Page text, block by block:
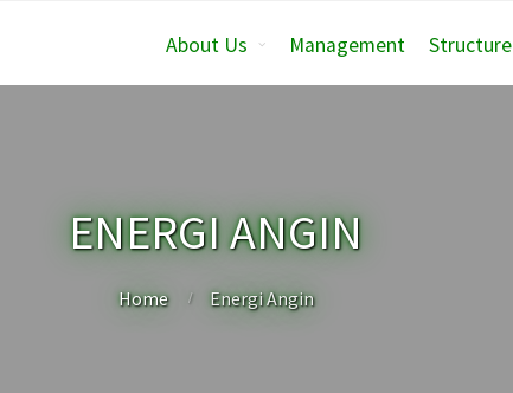
About Us Management Structure
ENERGI ANGIN
Home Energi Angin